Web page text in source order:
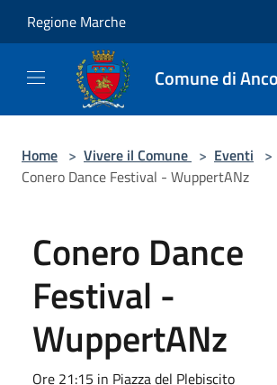
Regione Marche
Comune di
Home > Vivere il Comune > Eventi >
Conero Dance Festival - WuppertANz
Conero Dance
Festival -
WuppertANz
Ore 21:15 in Piazza del Plebiscito